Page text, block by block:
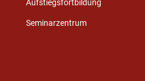
Aufstiegsfortbildung
Seminarzentrum